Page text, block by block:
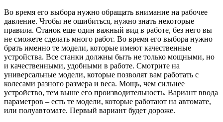
Во время его выбора нужно обращать внимание на рабочее
давление. Чтобы не ошибиться, нужно знать некоторые
правила. Станок еще один важный вид в работе, без него вы
не сможете сделать много работ. Во время его выбора нужно
брать именно те модели, которые имеют качественные
устройства. Все станки должны быть не только мощными, но
и качественными, удобными в работе. Смотрите на
универсальные модели, которые позволят вам работать с
колесами разного размера и веса. Мощь, чем сильнее
устройство, тем выше его производительность. Вариант ввода
параметров – есть те модели, которые работают на автомате,
или полуавтомате. Первый вариант будет дороже.